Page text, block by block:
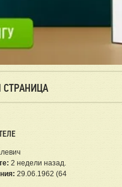
СТРАНИЦА
2 недели назад.
29.06.1962 (64